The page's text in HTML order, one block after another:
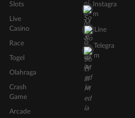
Slots
Live
Casino
Race
Togel
Olahraga
Crash
Game
Arcade
Instagra
m
Line
Telegra
m